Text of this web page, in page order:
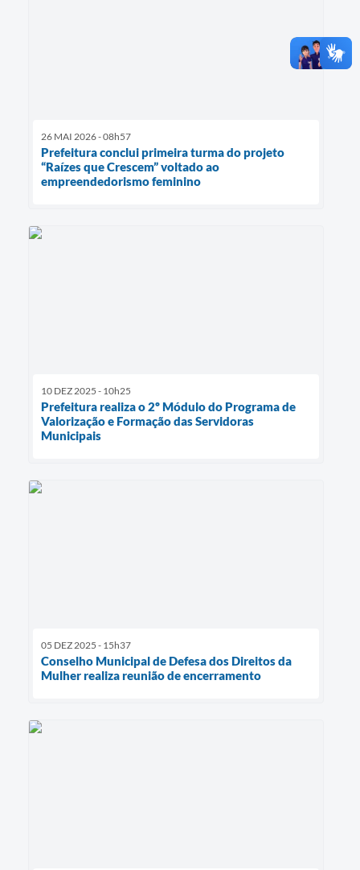
26 MAI 2026 - 08h57
Prefeitura conclui primeira turma do projeto
“Raízes que Crescem” voltado ao
empreendedorismo feminino
10 DEZ 2025 - 10h25
Prefeitura realiza o 2º Módulo do Programa de
Valorização e Formação das Servidoras
Municipais
05 DEZ 2025 - 15h37
Conselho Municipal de Defesa dos Direitos da
Mulher realiza reunião de encerramento